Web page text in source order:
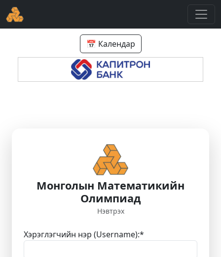
📅 Календар
Монголын Математикийн
Олимпиад
Нэвтрэх
Хэрэглэгчийн нэр (Username):*